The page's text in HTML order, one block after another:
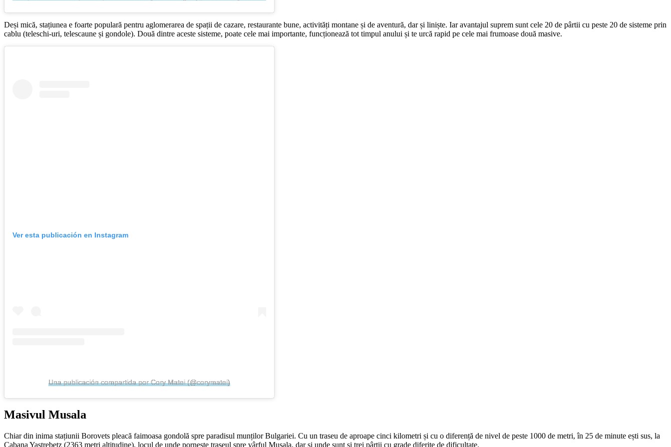
Deși mică, stațiunea e foarte populară pentru aglomerarea de spații de cazare, restaurante bune, activități montane și de aventură, dar și liniște. Iar avantajul suprem sunt cele 20 de pârtii cu peste 20 de sisteme prin
cablu (teleschi-uri, telescaune și gondole). Două dintre aceste sisteme, poate cele mai importante, funcționează tot timpul anului și te urcă rapid pe cele mai frumoase două masive.
Ver esta publicación en Instagram
Una publicación compartida por Cory Matei (@corymatei)
Masivul Musala
Chiar din inima stațiunii Borovets pleacă faimoasa gondolă spre paradisul munților Bulgariei. Cu un traseu de aproape cinci kilometri și cu o diferență de nivel de peste 1000 de metri, în 25 de minute ești sus, la
Cabana Yastrebetz (2363 metri altitudine), locul de unde pornește traseul spre vârful Musala, dar și unde sunt și trei pârtii cu grade diferite de dificultate.